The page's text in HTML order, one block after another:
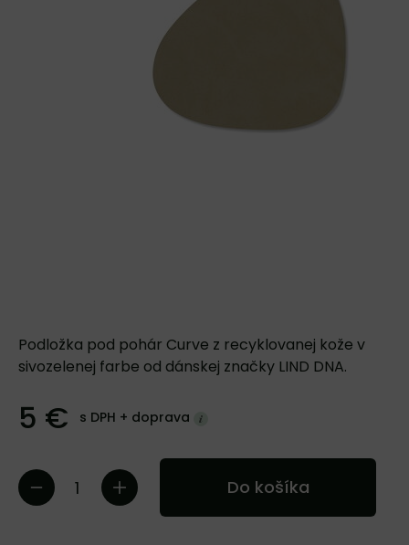
Podložka pod pohár Curve z recyklovanej kože v
sivozelenej farbe od dánskej značky LIND DNA.
5 € s DPH + doprava
Do košíka